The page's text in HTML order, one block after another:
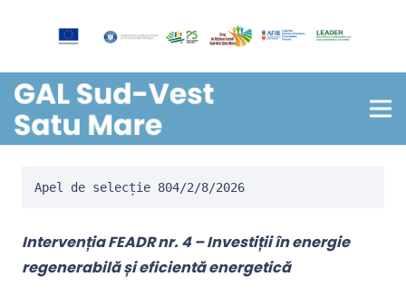
Apel de selecție 804/2/8/2026
Intervenția FEADR nr. 4 – Investiții în energie
regenerabilă și eficientă energetică